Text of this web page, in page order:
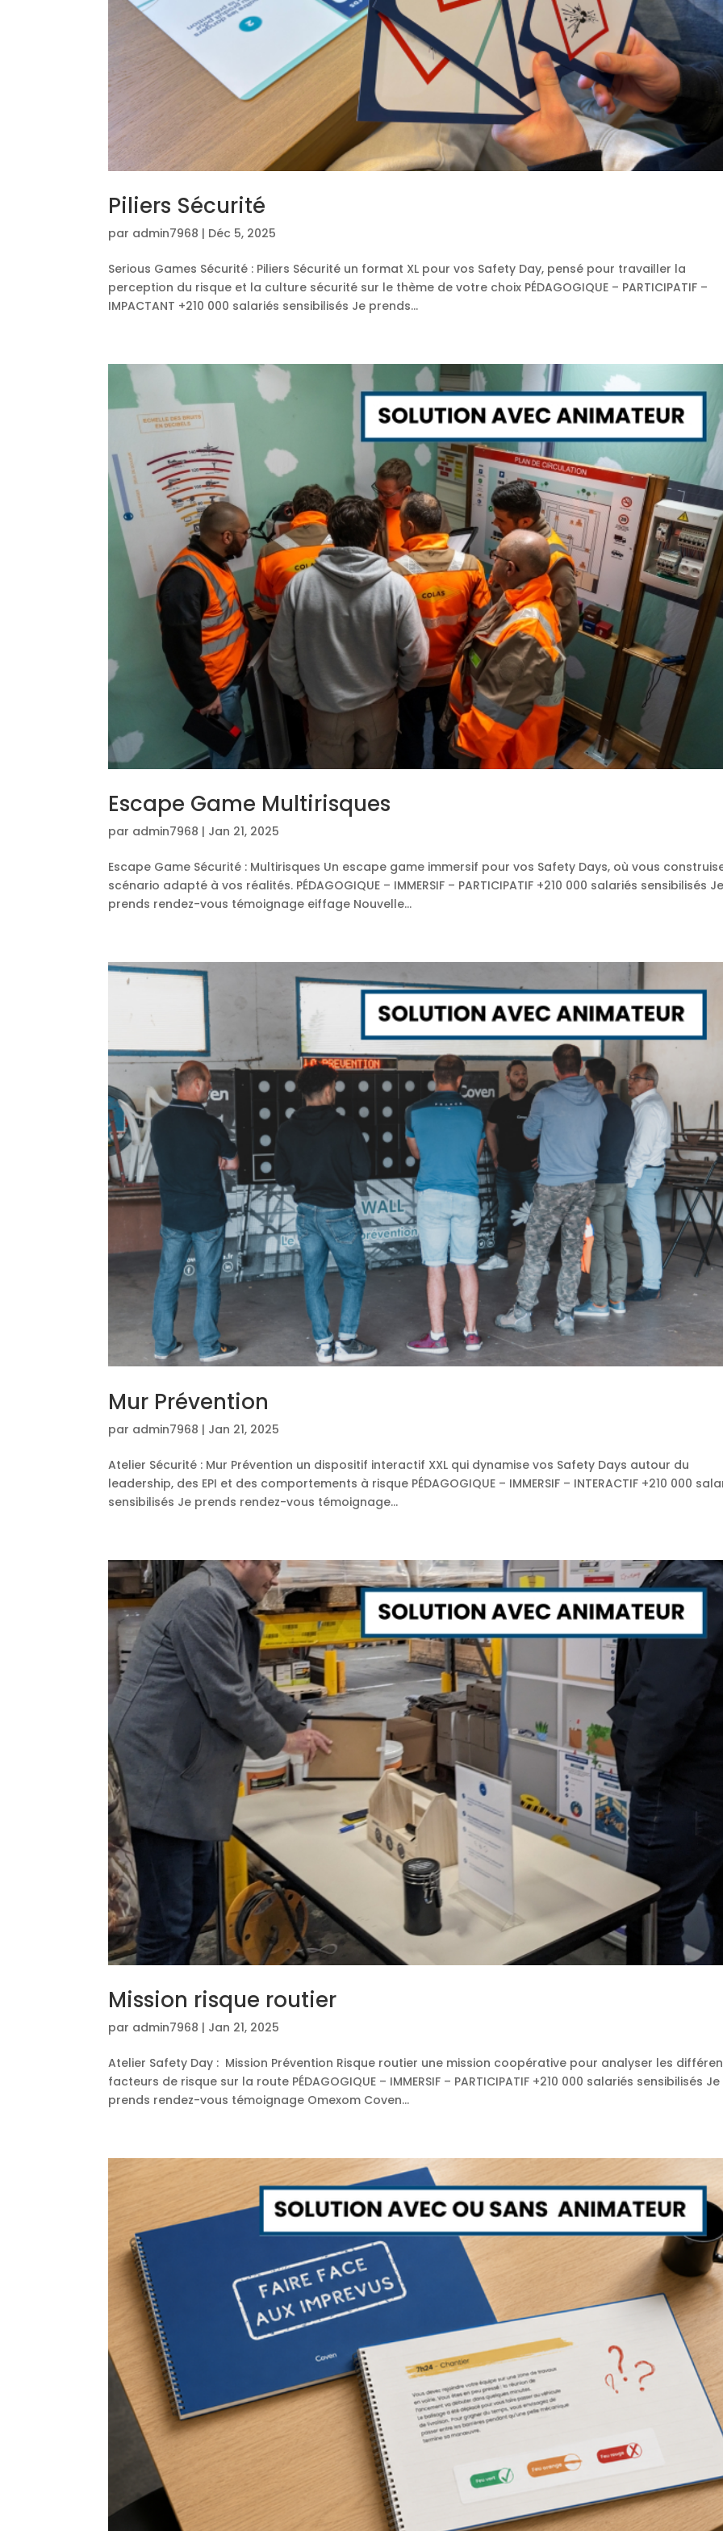
Piliers Sécurité
par admin7968 | Déc 5, 2025
Serious Games Sécurité : Piliers Sécurité un format XL pour vos Safety Day, pensé pour travailler la
perception du risque et la culture sécurité sur le thème de votre choix PÉDAGOGIQUE – PARTICIPATIF –
IMPACTANT +210 000 salariés sensibilisés Je prends...
Escape Game Multirisques
par admin7968 | Jan 21, 2025
Escape Game Sécurité : Multirisques Un escape game immersif pour vos Safety Days, où vous
scénario adapté à vos réalités. PÉDAGOGIQUE – IMMERSIF – PARTICIPATIF +210 000 salariés sensibilisés
prends rendez-vous témoignage eiffage Nouvelle...
Mur Prévention
par admin7968 | Jan 21, 2025
Atelier Sécurité : Mur Prévention un dispositif interactif XXL qui dynamise vos Safety Days autour du
leadership, des EPI et des comportements à risque PÉDAGOGIQUE – IMMERSIF – INTERACTIF +210 000
sensibilisés Je prends rendez-vous témoignage...
Mission risque routier
par admin7968 | Jan 21, 2025
Atelier Safety Day : Mission Prévention Risque routier une mission coopérative pour analyser les
facteurs de risque sur la route PÉDAGOGIQUE – IMMERSIF – PARTICIPATIF +210 000 salariés sensibilisés Je
prends rendez-vous témoignage Omexom Coven...